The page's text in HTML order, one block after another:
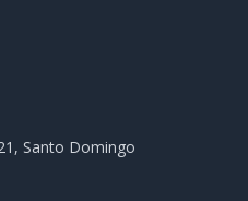
Santo Domingo